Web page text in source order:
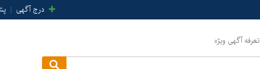
درج آگهی |
تعرفه آگهی ویژه